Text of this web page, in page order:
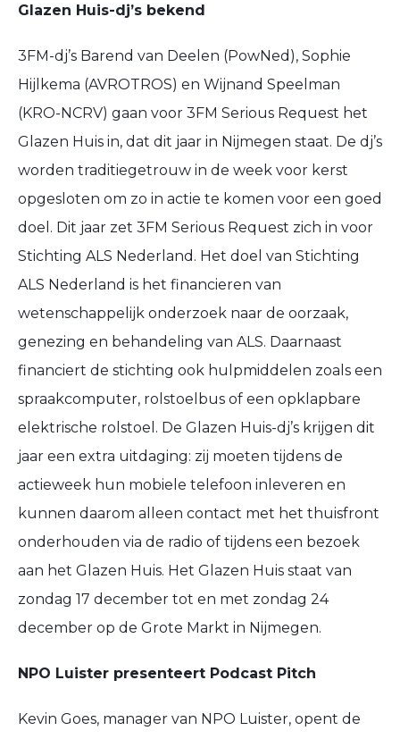
Glazen Huis-dj’s bekend
3FM-dj’s Barend van Deelen (PowNed), Sophie
Hijlkema (AVROTROS) en Wijnand Speelman
(KRO-NCRV) gaan voor 3FM Serious Request het
Glazen Huis in, dat dit jaar in Nijmegen staat. De dj’s
worden traditiegetrouw in de week voor kerst
opgesloten om zo in actie te komen voor een goed
doel. Dit jaar zet 3FM Serious Request zich in voor
Stichting ALS Nederland. Het doel van Stichting
ALS Nederland is het financieren van
wetenschappelijk onderzoek naar de oorzaak,
genezing en behandeling van ALS. Daarnaast
financiert de stichting ook hulpmiddelen zoals een
spraakcomputer, rolstoelbus of een opklapbare
elektrische rolstoel. De Glazen Huis-dj’s krijgen dit
jaar een extra uitdaging: zij moeten tijdens de
actieweek hun mobiele telefoon inleveren en
kunnen daarom alleen contact met het thuisfront
onderhouden via de radio of tijdens een bezoek
aan het Glazen Huis. Het Glazen Huis staat van
zondag 17 december tot en met zondag 24
december op de Grote Markt in Nijmegen.
NPO Luister presenteert Podcast Pitch
Kevin Goes, manager van NPO Luister, opent de